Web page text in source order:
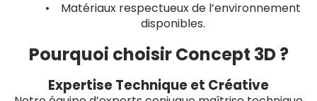
• Matériaux respectueux de l’environnement
disponibles.
Pourquoi choisir Concept 3D ?
Expertise Technique et Créative